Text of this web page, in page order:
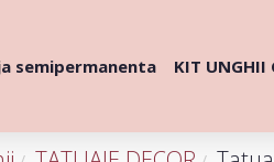
semipermanenta KIT UNGHII